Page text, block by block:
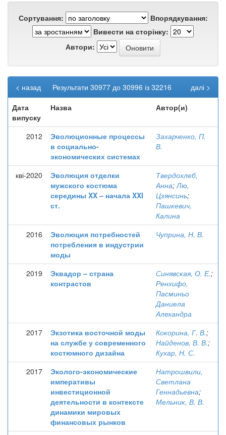
Сортування:
Впорядкування:
Вивести на сторінку:
Автори:
Результати 30977 до 30996 із 32216
< назад
далі >
Дата
випуску
Назва Автор(и)
2012
Эволюционные процессы
в социально-
экономических системах
Захарченко, П.
В.
кві-2020
Эволюция отделки
мужского костюма
середины XX – начала XXI
ст.
Твердохлеб,
Анна;Лю,
Цзянсинь;
Пашкевич,
Калина
2016
Эволюция потребностей
потребления в индустрии
моды
Чуприна, Н. В.
2019
Эквадор – страна
контрастов
Синявская, О. Е.;
Ренхифо,
Пасминьо
Даниела
Алехандра
2017
Экзотика восточной моды
на службе у современного
костюмного дизайна
Кокорина, Г. В.;
Найденов, В. В.;
Кухар, Н. С.
2017
Эколого-экономические
императивы
инвестиционной
деятельности в контексте
динамики мировых
финансовых рынков
Натрошвили,
Светлана
Геннадьевна;
Мельник, В. В.